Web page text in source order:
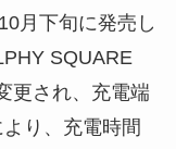
月下旬に発売し
SQUARE
更され、充電端
り、充電時間